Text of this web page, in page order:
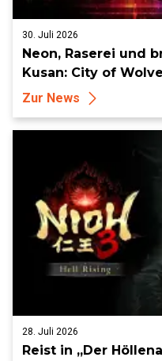
30. Juli 2026
Neon, Raserei und
Kusan: City of
Zur News
28. Juli 2026
Reist in „Der